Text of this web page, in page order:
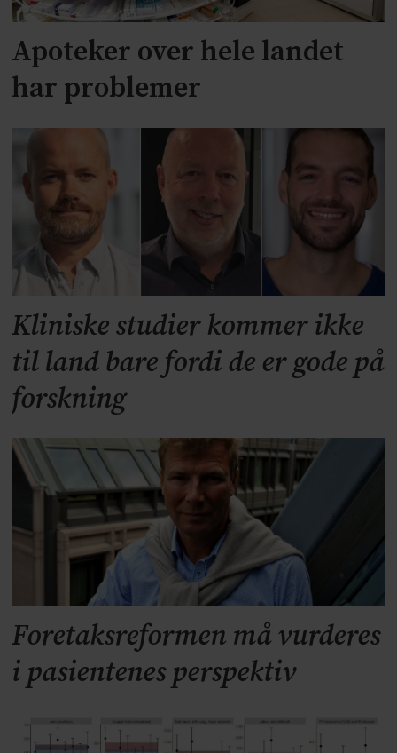
Apoteker over hele landet
har problemer
Kliniske studier kommer ikke
til land bare fordi de er gode på
forskning
Foretaksreformen må vurderes
i pasientenes perspektiv